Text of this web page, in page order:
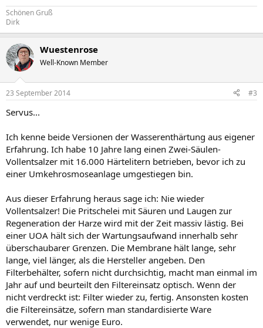
Schönen Gruß
Dirk
Wuestenrose
Well-Known Member
23 September 2014 #3
Servus...
Ich kenne beide Versionen der Wasserenthärtung aus eigener
Erfahrung. Ich habe 10 Jahre lang einen Zwei-Säulen-
Vollentsalzer mit 16.000 Härtelitern betrieben, bevor ich zu
einer Umkehrosmoseanlage umgestiegen bin.
Aus dieser Erfahrung heraus sage ich: Nie wieder
Vollentsalzer! Die Pritschelei mit Säuren und Laugen zur
Regeneration der Harze wird mit der Zeit massiv lästig. Bei
einer UOA hält sich der Wartungsaufwand innerhalb sehr
überschaubarer Grenzen. Die Membrane hält lange, sehr
lange, viel länger, als die Hersteller angeben. Den
Filterbehälter, sofern nicht durchsichtig, macht man einmal im
Jahr auf und beurteilt den Filtereinsatz optisch. Wenn der
nicht verdreckt ist: Filter wieder zu, fertig. Ansonsten kosten
die Filtereinsätze, sofern man standardisierte Ware
verwendet, nur wenige Euro.